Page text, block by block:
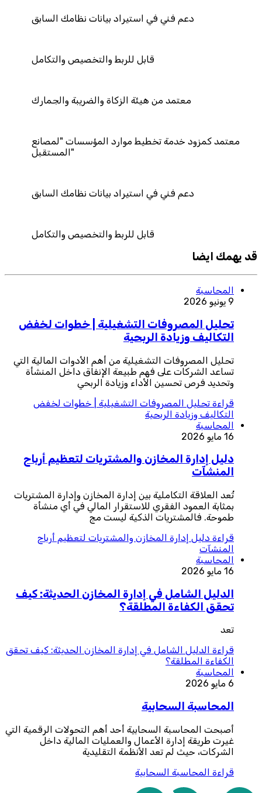
استيراد بيانات نظامك السابق
قابل للربط والتخصيص والتكامل
هيئة الزكاة والضريبة والجمارك
موارد المؤسسات "لمصانع
استيراد بيانات نظامك السابق
قابل للربط والتخصيص والتكامل
قد يهمك ايضا
المحاسبة
9 يونيو 2026
تحليل المصروفات التشغيلية | خطوات لخفض
التكاليف وزيادة الربحية
تحليل المصروفات التشغيلية من أهم الأدوات المالية التي
تساعد الشركات على فهم طبيعة الإنفاق داخل المنشأة
وتحديد فرص تحسين الأداء وزيادة الربحي
قراءة تحليل المصروفات التشغيلية | خطوات لخفض
التكاليف وزيادة الربحية
المحاسبة
16 مايو 2026
دليل إدارة المخازن والمشتريات لتعظيم أرباح
المنشآت
تُعد العلاقة التكاملية بين إدارة المخازن وإدارة المشتريات
بمثابة العمود الفقري للاستقرار المالي في أي منشأة
طموحة. فالمشتريات الذكية ليست مج
قراءة دليل إدارة المخازن والمشتريات لتعظيم أرباح
المنشآت
المحاسبة
16 مايو 2026
الدليل الشامل في إدارة المخازن الحديثة: كيف
تحقق الكفاءة المطلقة؟
تعد
قراءة الدليل الشامل في إدارة المخازن الحديثة: كيف تحقق
الكفاءة المطلقة؟
المحاسبة
6 مايو 2026
المحاسبة السحابية
أصبحت المحاسبة السحابية أحد أهم التحولات الرقمية التي
غيرت طريقة إدارة الأعمال والعمليات المالية داخل
الشركات، حيث لم تعد الأنظمة التقليدية
قراءة المحاسبة السحابية